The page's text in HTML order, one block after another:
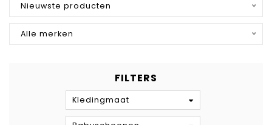
Nieuwste producten
Alle merken
FILTERS
Kledingmaat